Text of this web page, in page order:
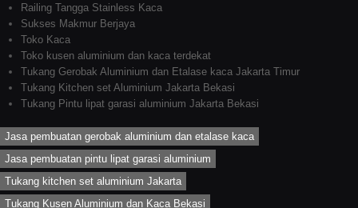
Railing Tangga Stainless Kaca
Sukses Makmur Berjaya
Toko Kaca
Toko kusen aluminium dan kaca terdekat
Tukang Gerobak Aluminium dan Etalase kaca Jakarta Timur
Tukang Kitchen set Aluminium Jakarta Bekasi
Tukang Pintu lipat garasi aluminium Jakarta Bekasi
Jasa pembuatan gerobak aluminium dan etalase kaca
Jasa pembuatan pintu lipat garasi aluminium
Tukang kitchen set aluminium Jakarta
Tukang Kusen Aluminium dan Kaca Bekasi